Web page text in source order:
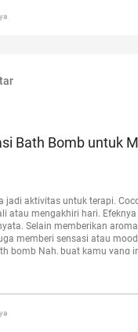
Bath Bomb untuk
jadi aktivitas untuk terapi.
atau mengakhiri hari.
Selain memberikan
memberi sensasi atau
bomb Nah, buat kamu yang
Bomb untuk Mandi Makin